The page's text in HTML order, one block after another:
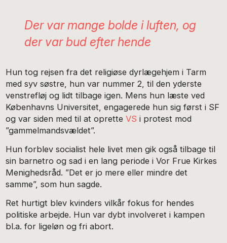
Der var mange bolde i luften, og
der var bud efter hende
Hun tog rejsen fra det religiøse dyrlægehjem i Tarm
med syv søstre, hun var nummer 2, til den yderste
venstrefløj og lidt tilbage igen. Mens hun læste ved
Københavns Universitet, engagerede hun sig først i SF
og var siden med til at opretteVS i protest mod
”gammelmandsvældet”.
Hun forblev socialist hele livet men gik også tilbage til
sin barnetro og sad i en lang periode i Vor Frue Kirkes
Menighedsråd. ”Det er jo mere eller mindre det
samme”, som hun sagde.
Ret hurtigt blev kvinders vilkår fokus for hendes
politiske arbejde. Hun var dybt involveret i kampen
bl.a. for ligeløn og fri abort.